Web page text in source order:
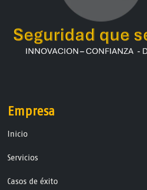
Empresa
Ini​ci​o
Servicios
Casos de éxito